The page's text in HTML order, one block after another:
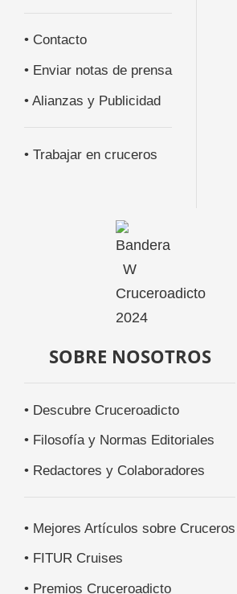
• Contacto
• Enviar notas de prensa
• Alianzas y Publicidad
• Trabajar en cruceros
SOBRE NOSOTROS
• Descubre Cruceroadicto
• Filosofía y Normas Editoriales
• Redactores y Colaboradores
• Mejores Artículos sobre Cruceros
• FITUR Cruises
• Premios Cruceroadicto